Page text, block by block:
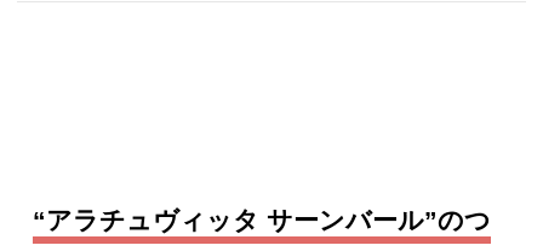
“アラチュヴィッタ サーンバール”のつ